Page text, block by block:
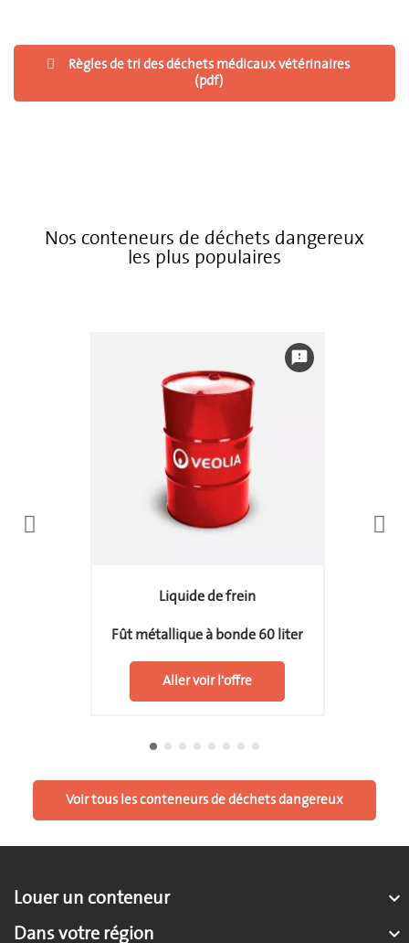
Règles de tri des déchets médicaux vétérinaires
(pdf)
Nos conteneurs de déchets dangereux
les plus populaires
feedback
Liquide de frein
Fût métallique à bonde 60 liter
Aller voir l'offre
Voir tous les conteneurs de déchets dangereux
Louer un conteneur 
Dans votre région 